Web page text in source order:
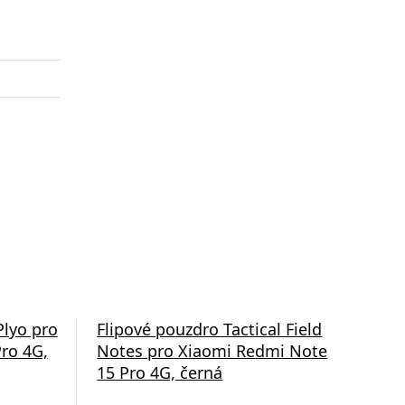
pro
4G,
Flipové pouzdro Tactical Field
Notes pro Xiaomi Redmi Note
15 Pro 4G, černá